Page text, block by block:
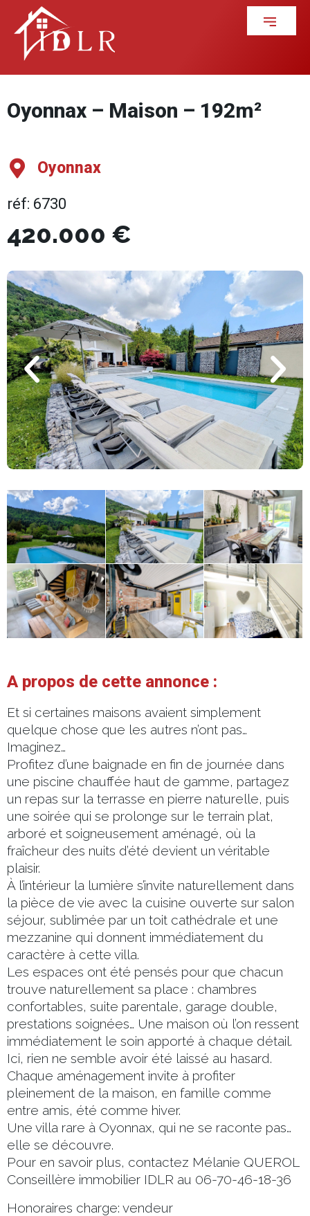
Oyonnax – Maison – 192m²
Oyonnax
réf: 6730
420.000 €
A propos de cette annonce :
Et si certaines maisons avaient simplement
quelque chose que les autres n’ont pas…
Imaginez…
Profitez d’une baignade en fin de journée dans
une piscine chauffée haut de gamme, partagez
un repas sur la terrasse en pierre naturelle, puis
une soirée qui se prolonge sur le terrain plat,
arboré et soigneusement aménagé, où la
fraîcheur des nuits d’été devient un véritable
plaisir.
À l’intérieur la lumière s’invite naturellement dans
la pièce de vie avec la cuisine ouverte sur salon
séjour, sublimée par un toit cathédrale et une
mezzanine qui donnent immédiatement du
caractère à cette villa.
Les espaces ont été pensés pour que chacun
trouve naturellement sa place : chambres
confortables, suite parentale, garage double,
prestations soignées… Une maison où l’on ressent
immédiatement le soin apporté à chaque détail.
Ici, rien ne semble avoir été laissé au hasard.
Chaque aménagement invite à profiter
pleinement de la maison, en famille comme
entre amis, été comme hiver.
Une villa rare à Oyonnax, qui ne se raconte pas…
elle se découvre.
Pour en savoir plus, contactez Mélanie QUEROL
Conseillère immobilier IDLR au 06-70-46-18-36
Honoraires charge: vendeur